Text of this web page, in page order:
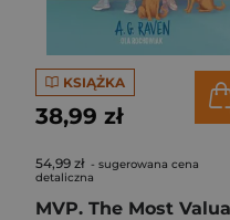
KSIĄŻKA
38,99 zł
54,99 zł - sugerowana cena
detaliczna